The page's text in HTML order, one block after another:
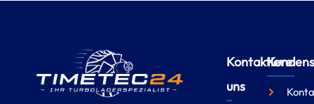
Kontaktiere
uns